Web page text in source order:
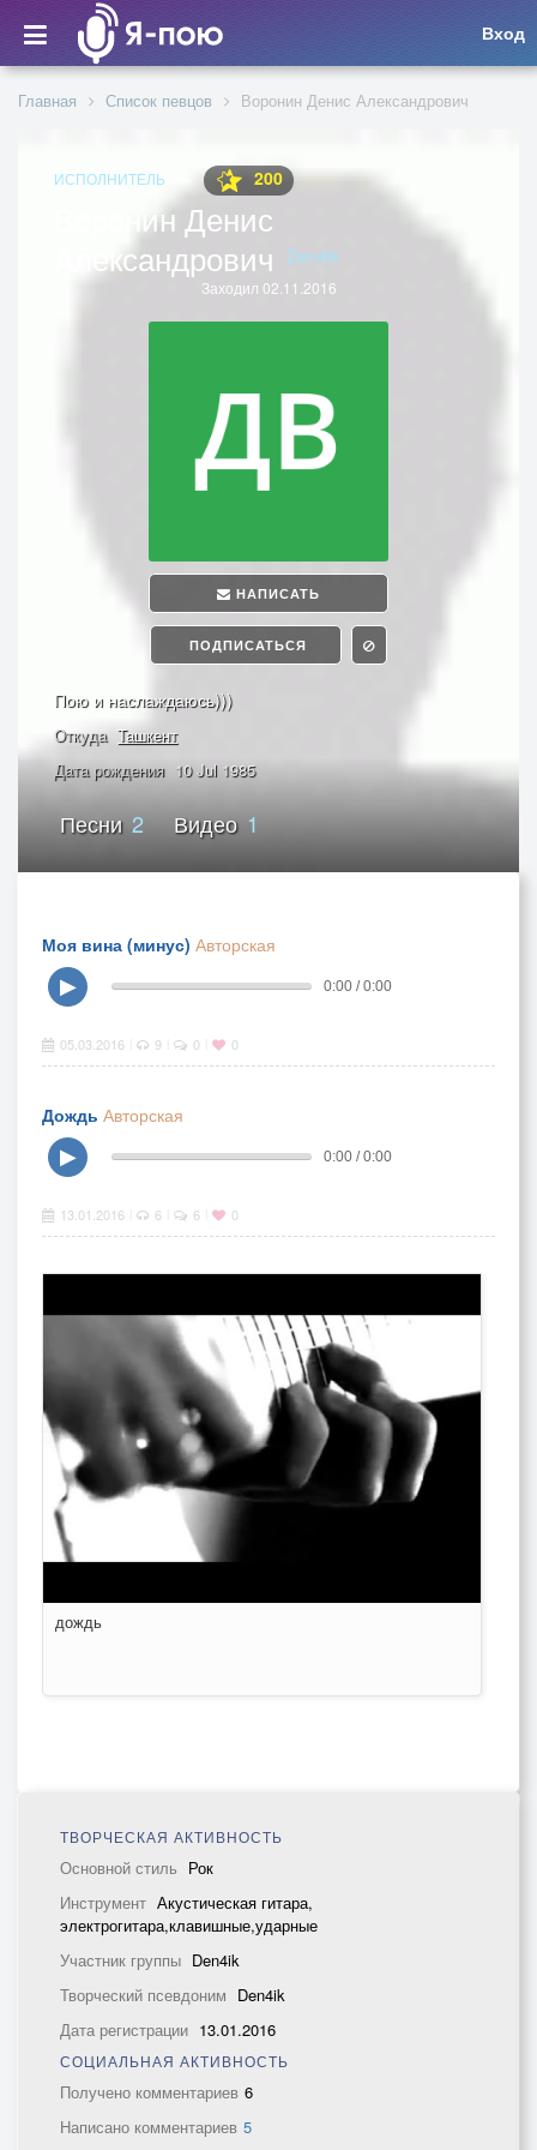
Вход
Главная Список певцов Воронин Денис Александрович
ИСПОЛНИТЕЛЬ 200
Воронин Денис
Александрович
Den4ik
Заходил 02.11.2016
НАПИСАТЬ
ПОДПИСАТЬСЯ
Пою и наслаждаюсь)))
Откуда Ташкент
Дата рождения 10 Jul 1985
Песни 2 Видео 1
Моя вина (минус) Авторская
▶
0:00 / 0:00
05.03.2016 9 0 0
Дождь Авторская
▶
0:00 / 0:00
13.01.2016 6 6 0
дождь
ТВОРЧЕСКАЯ АКТИВНОСТЬ
Основной стиль Рок
Инструмент Акустическая гитара,
электрогитара,клавишные,ударные
Участник группы Den4ik
Творческий псевдоним Den4ik
Дата регистрации 13.01.2016
СОЦИАЛЬНАЯ АКТИВНОСТЬ
Получено комментариев 6
Написано комментариев 5